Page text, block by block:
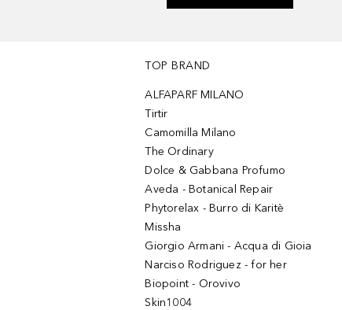
TOP BRAND
ALFAPARF MILANO
Tirtir
Camomilla Milano
The Ordinary
Dolce & Gabbana Profumo
Aveda - Botanical Repair
Phytorelax - Burro di Karitè
Missha
Giorgio Armani - Acqua di Gioia
Narciso Rodriguez - for her
Biopoint - Orovivo
Skin1004